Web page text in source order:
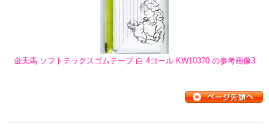
金天馬 ソフトテックスゴムテープ 白 4コール KW10370 の参考画像3